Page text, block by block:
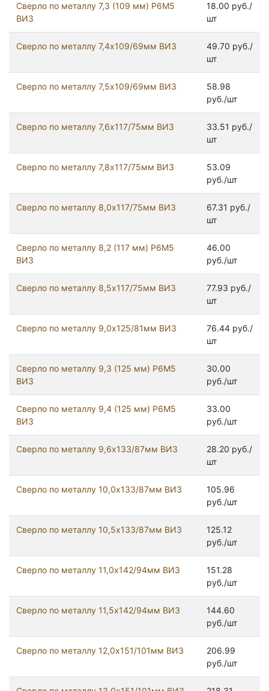
Сверло по металлу 7,3 (109 мм) Р6М5
ВИЗ
18.00 руб./
шт
Сверло по металлу 7,4х109/69мм ВИЗ
49.70 руб./
шт
Сверло по металлу 7,5х109/69мм ВИЗ
58.98
руб./шт
Сверло по металлу 7,6х117/75мм ВИЗ
33.51 руб./
шт
Сверло по металлу 7,8х117/75мм ВИЗ
53.09
руб./шт
Сверло по металлу 8,0х117/75мм ВИЗ
67.31 руб./
шт
Сверло по металлу 8,2 (117 мм) Р6М5
ВИЗ
46.00
руб./шт
Сверло по металлу 8,5х117/75мм ВИЗ
77.93 руб./
шт
Сверло по металлу 9,0х125/81мм ВИЗ
76.44 руб./
шт
Сверло по металлу 9,3 (125 мм) Р6М5
ВИЗ
30.00
руб./шт
Сверло по металлу 9,4 (125 мм) Р6М5
ВИЗ
33.00
руб./шт
Сверло по металлу 9,6х133/87мм ВИЗ
28.20 руб./
шт
Сверло по металлу 10,0х133/87мм ВИЗ
105.96
руб./шт
Сверло по металлу 10,5х133/87мм ВИЗ
125.12
руб./шт
Сверло по металлу 11,0х142/94мм ВИЗ
151.28
руб./шт
Сверло по металлу 11,5х142/94мм ВИЗ
144.60
руб./шт
Сверло по металлу 12,0х151/101мм ВИЗ
206.99
руб./шт